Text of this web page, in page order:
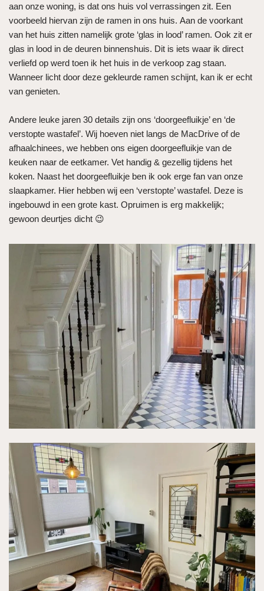
aan onze woning, is dat ons huis vol verrassingen zit. Een
voorbeeld hiervan zijn de ramen in ons huis. Aan de voorkant
van het huis zitten namelijk grote ‘glas in lood’ ramen. Ook zit er
glas in lood in de deuren binnenshuis. Dit is iets waar ik direct
verliefd op werd toen ik het huis in de verkoop zag staan.
Wanneer licht door deze gekleurde ramen schijnt, kan ik er echt
van genieten.
Andere leuke jaren 30 details zijn ons ‘doorgeefluikje’ en ‘de
verstopte wastafel’. Wij hoeven niet langs de MacDrive of de
afhaalchinees, we hebben ons eigen doorgeefluikje van de
keuken naar de eetkamer. Vet handig & gezellig tijdens het
koken. Naast het doorgeefluikje ben ik ook erge fan van onze
slaapkamer. Hier hebben wij een ‘verstopte’ wastafel. Deze is
ingebouwd in een grote kast. Opruimen is erg makkelijk;
gewoon deurtjes dicht 😉